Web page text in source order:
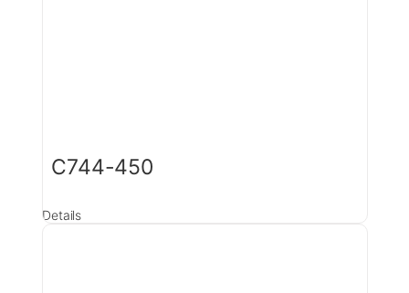
C744-450
Details